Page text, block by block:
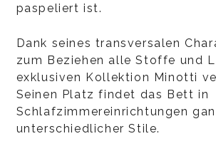
paspeliert ist.
Dank seines transversalen
zum Beziehen alle Stoffe und
exklusiven Kollektion Minotti
Seinen Platz findet das Bett in
Schlafzimmereinrichtungen
unterschiedlicher Stile.